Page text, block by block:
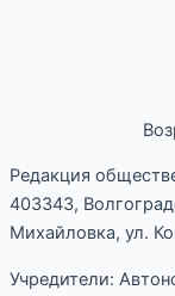
Редакция
403343,
Михайловка, ул.
Учредители: